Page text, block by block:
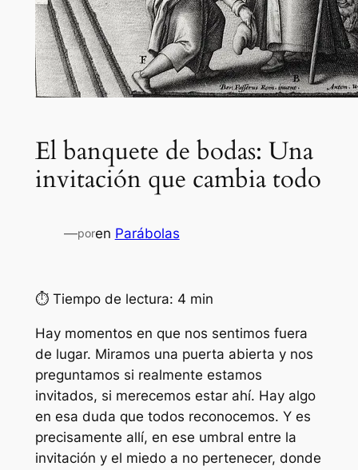
El banquete de bodas: Una
invitación que cambia todo
—poren Parábolas
⏱ Tiempo de lectura: 4 min
Hay momentos en que nos sentimos fuera
de lugar. Miramos una puerta abierta y nos
preguntamos si realmente estamos
invitados, si merecemos estar ahí. Hay algo
en esa duda que todos reconocemos. Y es
precisamente allí, en ese umbral entre la
invitación y el miedo a no pertenecer, donde